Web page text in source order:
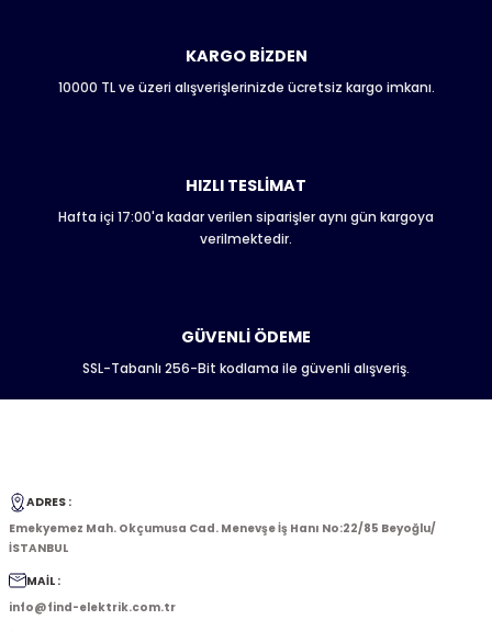
Ürün fiyatı diğer sitelerden daha pahalı.
Bu ürüne benzer farklı alternatifler olmalı.
Gönder
KARGO BİZDEN
10000 TL ve üzeri alışverişlerinizde ücretsiz kargo imkanı.
HIZLI TESLİMAT
Hafta içi 17:00'a kadar verilen siparişler aynı gün kargoya
verilmektedir.
GÜVENLİ ÖDEME
SSL-Tabanlı 256-Bit kodlama ile güvenli alışveriş.
ADRES :
Emekyemez Mah. Okçumusa Cad. Menevşe İş Hanı No:22/85 Beyoğlu/
İSTANBUL
MAİL :
info@find-elektrik.com.tr